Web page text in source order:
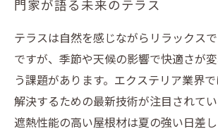
門家が語る未来のテラス
テラスは自然を感じながらリラックス
ですが、季節や天候の影響で快適さが
う課題があります。エクステリア業界
解決するための最新技術が注目されてい
遮熱性能の高い屋根材は夏の強い日差